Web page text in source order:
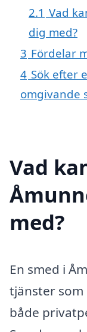
2.1 Vad
dig med?
3 Fördelar
4 Sök efter
omgivande
Vad
med?
En smed i
tjänster
både